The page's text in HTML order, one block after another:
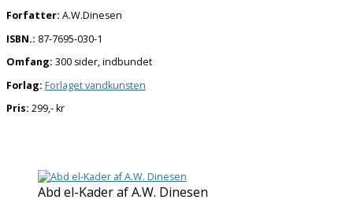
Forfatter: A.W.Dinesen
ISBN.: 87-7695-030-1
Omfang: 300 sider, indbundet
Forlag: Forlaget vandkunsten
Pris: 299,- kr
Abd el-Kader af A.W. Dinesen